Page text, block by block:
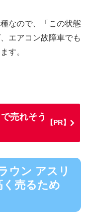
なので、「この状態
エアコン故障車でも
す。
売れそう
【PR】
ウン アスリ
く売るため